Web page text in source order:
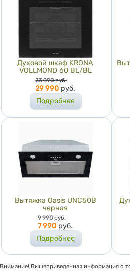
Духовой шкаф KRONA
VOLLMOND 60 BL/BL
Цена
33 990 руб.
29 990 руб.
Подробнее
Вытяжка Оasis UNC50B
черная
Цена
9 990 руб.
7 990 руб.
Подробнее
Внимание! Вышеприведенная информация о